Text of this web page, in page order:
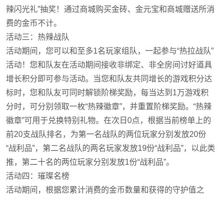
辣闪光礼”抽奖！通过商城购买金砖、金元宝和商城赠送所消
费的金币不计。
活动三：热辣战队
活动期间，您可以和至多1名玩家组队，一起参与“热拉战队”
活动！您和队友在活动期间接收非绑定、非全房间讨好道具
增长积分即可参与活动。当您和队友共同增长的游戏积分达
标时，您和队友可同时解锁阶梯奖励，每当达到1万游戏积
分时，可分别领取一枚“热辣徽章”，并重置阶梯奖励。“热辣
徽章”可用于兑换特别礼物。在次日0点，根据当前榜单上的
前20支战队排名，为第一名战队的两位玩家分别发放20份
“战利品”，第二名战队的两名玩家发放19份“战利品”，以此类
推，第二十名的两位玩家分别发放1份“战利品”。
活动四：璀璨名榜
活动期间，根据您累计消费的金币数量和获得的守护值之